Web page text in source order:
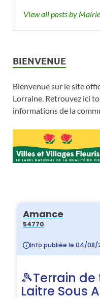
View all posts by
BIENVENUE
Bienvenue sur le site
Lorraine. Retrouvez ici
informations de la